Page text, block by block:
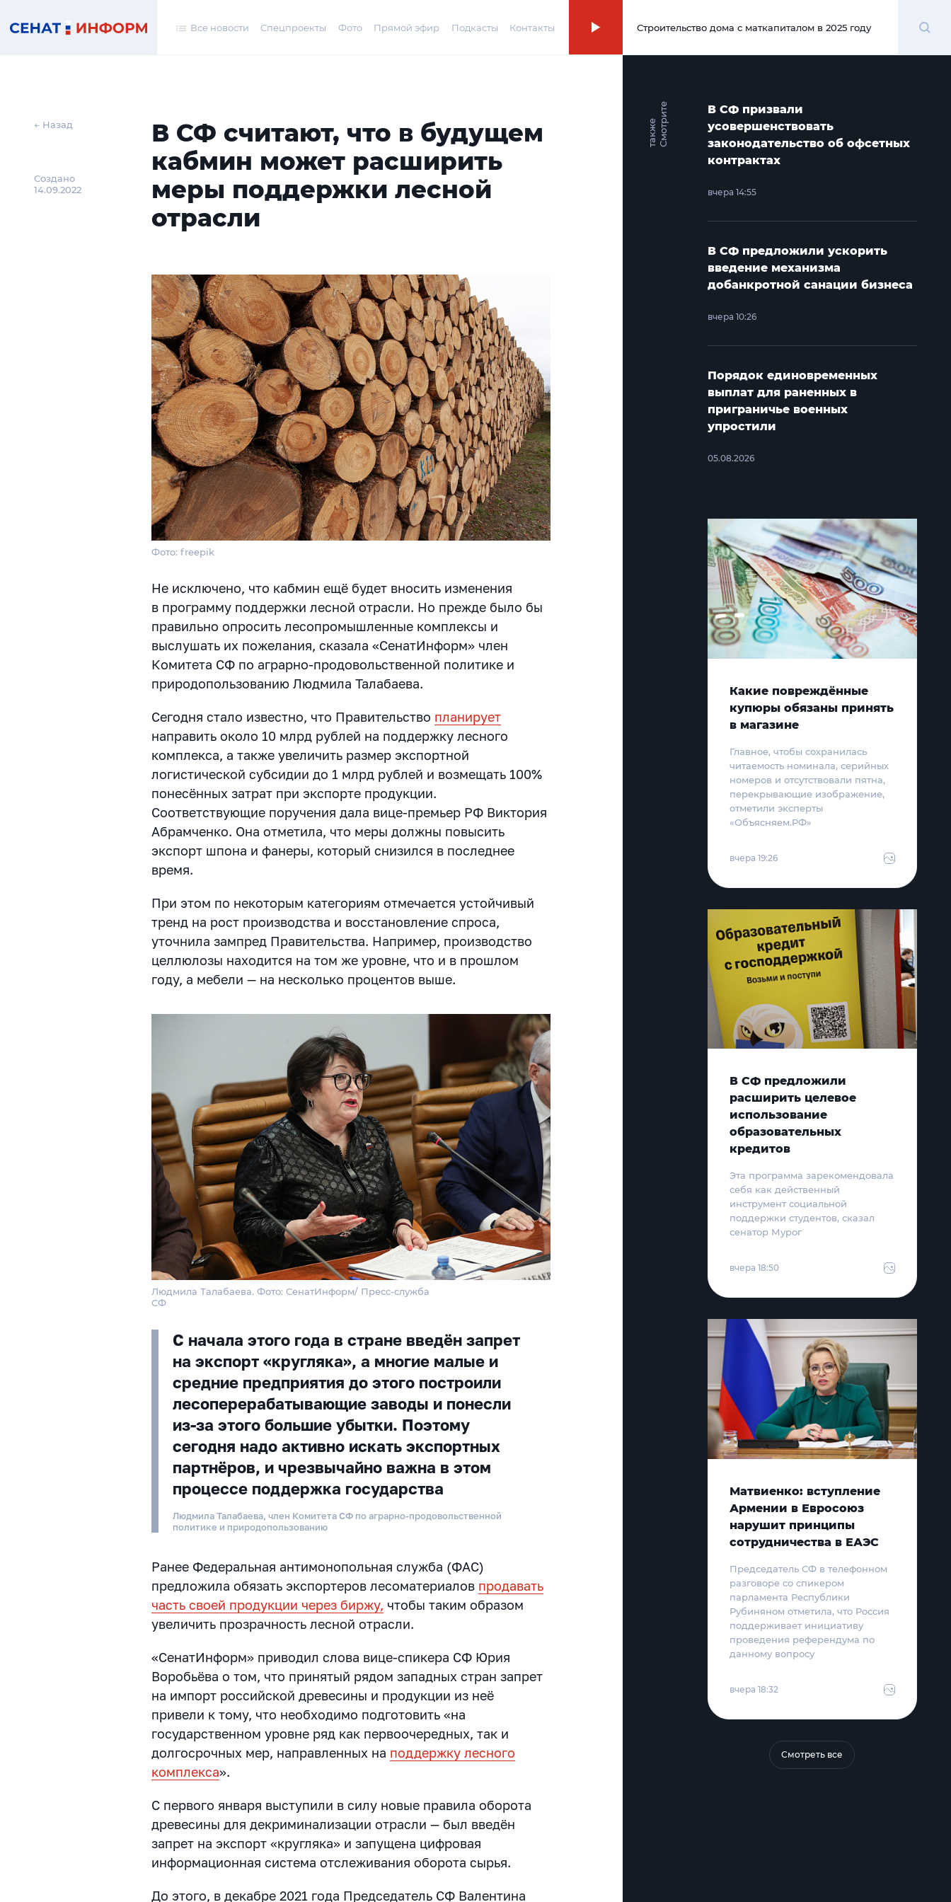
Все новости Спецпроекты Фото Прямой эфир Подкасты Контакты 00:00
Строительство дома с маткапиталом в 2025 году
← Назад
Создано
14.09.2022
В СФ считают, что в будущем
кабмин может расширить
меры поддержки лесной
отрасли
Фото: freepik
Не исключено, что кабмин ещё будет вносить изменения
в программу поддержки лесной отрасли. Но прежде было бы
правильно опросить лесопромышленные комплексы и
выслушать их пожелания, сказала«СенатИнформ» член
Комитета СФ по аграрно-продовольственной политике и
природопользованию Людмила Талабаева.
Сегодня стало известно, что Правительство планирует
направить около 10 млрд рублей на поддержку лесного
комплекса, а также увеличить размер экспортной
логистической субсидии до 1 млрд рублей и возмещать 100%
понесённых затрат при экспорте продукции.
Соответствующие поручения дала вице-премьер РФ Виктория
Абрамченко. Она отметила, что меры должны повысить
экспорт шпона и фанеры, который снизился в последнее
время.
При этом по некоторым категориям отмечается устойчивый
тренд на рост производства и восстановление спроса,
уточнила зампред Правительства. Например, производство
целлюлозы находится на том же уровне, что и в прошлом
году, а мебели — на несколько процентов выше.
Людмила Талабаева. Фото: СенатИнформ/ Пресс-служба
СФ
С начала этого года в стране введён запрет
на экспорт «кругляка», а многие малые и
средние предприятия до этого построили
лесоперерабатывающие заводы и понесли
из-за этого большие убытки. Поэтому
сегодня надо активно искать экспортных
партнёров, и чрезвычайно важна в этом
процессе поддержка государства
Людмила Талабаева, член Комитета СФ по аграрно-продовольственной
политике и природопользованию
Ранее Федеральная антимонопольная служба (ФАС)
предложила обязать экспортеров лесоматериалов продавать
часть своей продукции через биржу, чтобы таким образом
увеличить прозрачность лесной отрасли.
«СенатИнформ» приводил слова вице-спикера СФ Юрия
Воробьёва о том, что принятый рядом западных стран запрет
на импорт российской древесины и продукции из неё
привели к тому, что необходимо подготовить «на
государственном уровне ряд как первоочередных, так и
долгосрочных мер, направленных на поддержку лесного
комплекса».
С первого января выступили в силу новые правила оборота
древесины для декриминализации отрасли — был введён
запрет на экспорт «кругляка» и запущена цифровая
информационная система отслеживания оборота сырья.
До этого, в декабре 2021 года Председатель СФ Валентина
С
м
о
т
р и
т
е
т
а
к
ж
е
В СФ призвали
усовершенствовать
законодательство об офсетных
контрактах
вчера 14:55
В СФ предложили ускорить
введение механизма
добанкротной санации бизнеса
вчера 10:26
Порядок единовременных
выплат для раненных в
приграничье военных
упростили
05.08.2026
Какие повреждённые
купюры обязаны принять
в магазине
Главное, чтобы сохранилась
читаемость номинала, серийных
номеров и отсутствовали пятна,
перекрывающие изображение,
отметили эксперты
«Объясняем.РФ»
вчера 19:26
В СФ предложили
расширить целевое
использование
образовательных
кредитов
Эта программа зарекомендовала
себя как действенный
инструмент социальной
поддержки студентов, сказал
сенатор Мурог
вчера 18:50
Матвиенко: вступление
Армении в Евросоюз
нарушит принципы
сотрудничества в ЕАЭС
Председатель СФ в телефонном
разговоре со спикером
парламента Республики
Рубиняном отметила, что Россия
поддерживает инициативу
проведения референдума по
данному вопросу
вчера 18:32
Смотреть все